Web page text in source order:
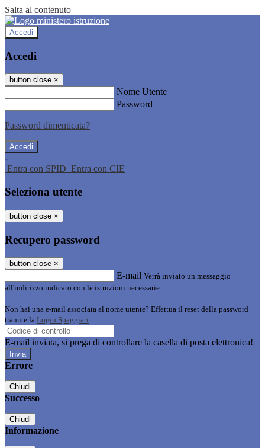
Salta al contenuto
Accedi
Accedi
button close ×
Nome Utente
Password
Password dimenticata?
-
Entra con SPID Entra con CIE
Seleziona utente
button close ×
Recupero password
button close ×
E-mail Verrà inviato un messaggio
all'indirizzo indicato con le istruzioni necessarie.
Non hai una e-mail associata al nome utente? Effettua il reset della password
tramite la Login Spaggiari
E-mail inviata, si prega di controllare la casella di posta elettronica!
Errore
Chiudi
Successo
Chiudi
Informazione